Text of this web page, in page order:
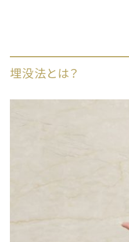
埋没法とは？